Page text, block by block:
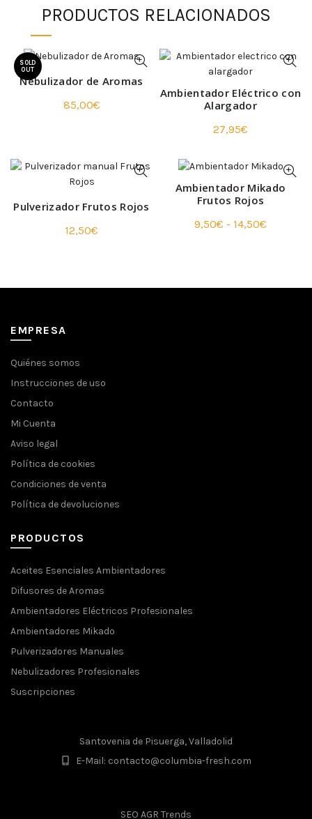
PRODUCTOS RELACIONADOS
SOLD
OUT
Nebulizador de Aromas
85,00€
Ambientador Eléctrico con
Alargador
27,95€
Pulverizador Frutos Rojos
12,50€
Ambientador Mikado
Frutos Rojos
9,50€ - 14,50€
EMPRESA
Quiénes somos
Instrucciones de uso
Contacto
Mi Cuenta
Aviso legal
Política de cookies
Condiciones de venta
Política de devoluciones
PRODUCTOS
Aceites Esenciales Ambientadores
Difusores de Aromas
Ambientadores Eléctricos Profesionales
Ambientadores Mikado
Pulverizadores Manuales
Nebulizadores Profesionales
Suscripciones
Santovenia de Pisuerga, Valladolid
E-Mail: contacto@columbia-fresh.com
SEO AGR Trends